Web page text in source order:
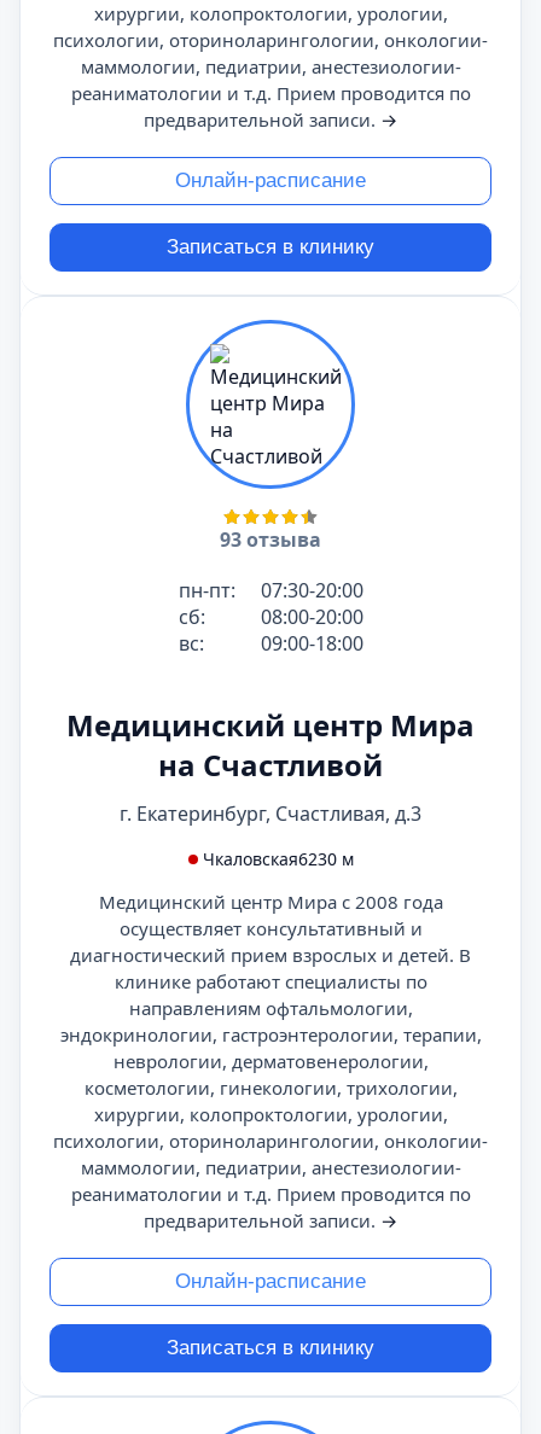
хирургии, колопроктологии, урологии,
психологии, оториноларингологии, онкологии-
маммологии, педиатрии, анестезиологии-
реаниматологии и т.д. Прием проводится по
предварительной записи. →
Онлайн-расписание
Записаться в клинику
93 отзыва
пн-пт:
07:30-20:00
сб:
08:00-20:00
вс:
09:00-18:00
Медицинский центр Мира
на Счастливой
г. Екатеринбург, Счастливая, д.3
Чкаловская6230 м
Медицинский центр Мира с 2008 года
осуществляет консультативный и
диагностический прием взрослых и детей. В
клинике работают специалисты по
направлениям офтальмологии,
эндокринологии, гастроэнтерологии, терапии,
неврологии, дерматовенерологии,
косметологии, гинекологии, трихологии,
хирургии, колопроктологии, урологии,
психологии, оториноларингологии, онкологии-
маммологии, педиатрии, анестезиологии-
реаниматологии и т.д. Прием проводится по
предварительной записи. →
Онлайн-расписание
Записаться в клинику